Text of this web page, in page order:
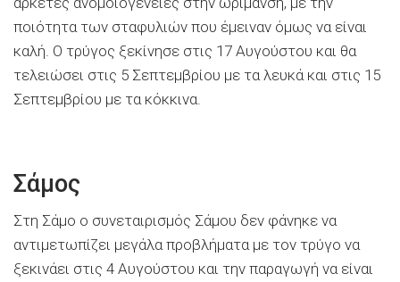
ποιότητα των σταφυλιών που έμειναν όμως να είναι
καλή. Ο τρύγος ξεκίνησε στις 17 Αυγούστου και θα
τελειώσει στις 5 Σεπτεμβρίου με τα λευκά και στις 15
Σεπτεμβρίου με τα κόκκινα.
Σάμος
Στη Σάμο ο συνεταιρισμός Σάμου δεν φάνηκε να
αντιμετωπίζει μεγάλα προβλήματα με τον τρύγο να
ξεκινάει στις 4 Αυγούστου και την παραγωγή να είναι